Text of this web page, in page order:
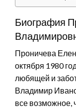
Биография
Проничева
октября 1980
любящей и
Владимир
все возможное,